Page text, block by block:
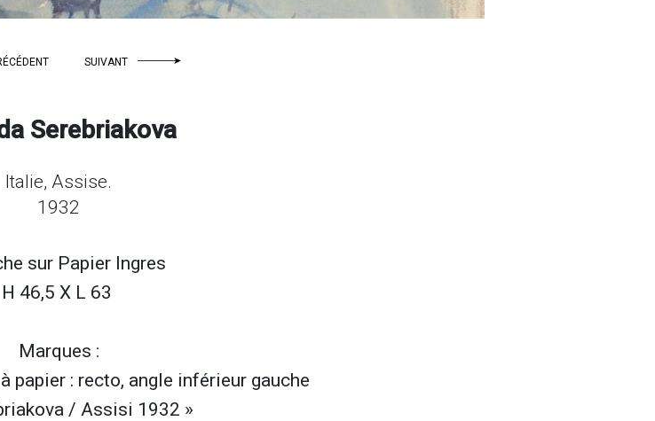
SUIVANT
Serebriakova
Italie, Assise.
1932
sur Papier Ingres
H 46,5 X L 63
Marques :
papier : recto, angle inférieur gauche
/ Assisi 1932 »